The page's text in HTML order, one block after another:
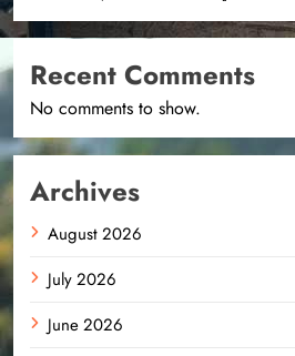
Recent Comments
No comments to show.
Archives
August 2026
July 2026
June 2026